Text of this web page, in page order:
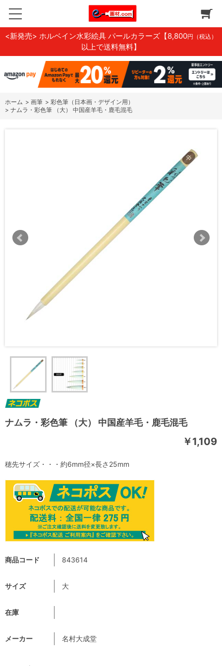
<新発売> ホルベイン水彩絵具 パールカラーズ 【8,800円（税込）
以上で送料無料】
ホーム > 画筆 > 彩色筆（日本画・デザイン用）
> ナムラ・彩色筆 （大） 中国産羊毛・鹿毛混毛
ナムラ・彩色筆 （大） 中国産羊毛・鹿毛混毛
￥1,109
商品コード 843614
サイズ 大
在庫
メーカー 名村大成堂
穂先サイズ・・・約6mm径×長さ25mm